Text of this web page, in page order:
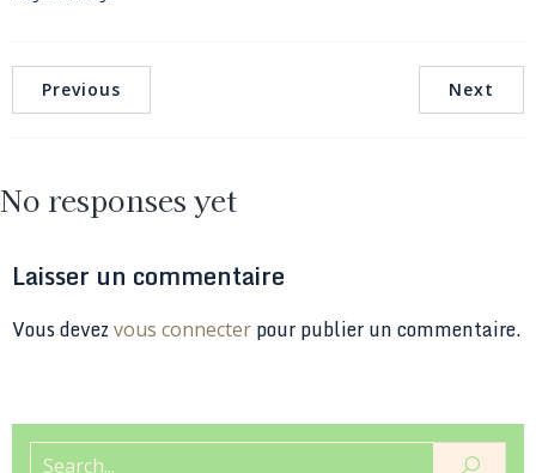
Previous Next
No responses yet
Laisser un commentaire
Vous devez vous connecter pour publier un commentaire.